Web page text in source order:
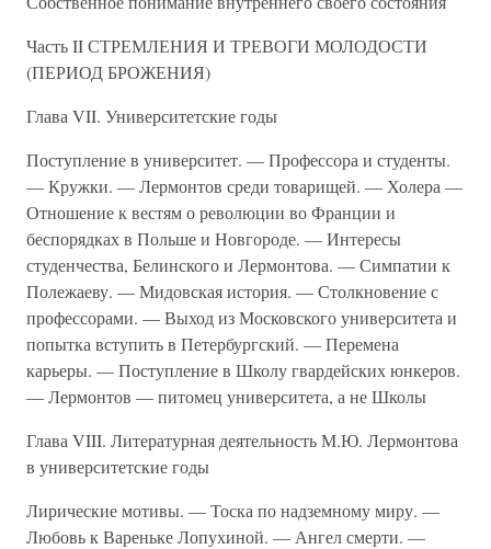
Часть II СТРЕМЛЕНИЯ И ТРЕВОГИ МОЛОДОСТИ
(ПЕРИОД БРОЖЕНИЯ)
Глава VII. Университетские годы
Поступление в университет. — Профессора и студенты.
— Кружки. — Лермонтов среди товарищей. — Холера —
Отношение к вестям о революции во Франции и
беспорядках в Польше и Новгороде. — Интересы
студенчества, Белинского и Лермонтова. — Симпатии к
Полежаеву. — Мидовская история. — Столкновение с
профессорами. — Выход из Московского университета и
попытка вступить в Петербургский. — Перемена
карьеры. — Поступление в Школу гвардейских юнкеров.
— Лермонтов — питомец университета, а не Школы
Глава VIII. Литературная деятельность М.Ю. Лермонтова
в университетские годы
Лирические мотивы. — Тоска по надземному миру. —
Любовь к Вареньке Лопухиной. — Ангел смерти. —